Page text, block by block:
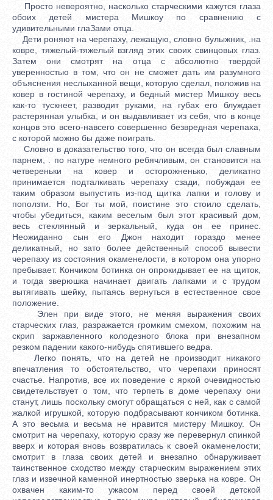
Просто невероятно, насколько старческими кажутся глаза
обоих детей мистера Мишкоу по сравнению с
удивительными глаЗами отца.
Дети роняют на черепаху, лежащую, словно булыжник, .на
ковре, тяжелый-тяжелый взгляд этих своих свинцовых глаз.
Затем они смотрят на отца с абсолютно твердой
уверенностью в том, что он не сможет дать им разумного
объяснения неслыханной вещи, которую сделал, положив на
ковер в гостиной черепаху, и бедный мистер Мишкоу весь
как-то тускнеет, разводит руками, на губах его блуждает
растерянная улыбка, и он выдавливает из себя, что в конце
концов это всего-навсего совершенно безвредная черепаха,
с которой можно бы даже поиграть.
Словно в доказательство того, что он всегда был славным
парнем, . по натуре немного ребячливым, он становится на
четвереньки на ковер и осторожненько, деликатно
принимается подталкивать черепаху сзади, побуждая ее
таким образом выпустить из-под щитка лапки и голову и
поползти. Но, Бог ты мой, поистине это стоило сделать,
чтобы убедиться, каким веселым был этот красивый дом,
весь стеклянный и зеркальный, куда он ее принес.
Неожиданно сын его Джон находит гораздо менее
деликатный, но зато более действенный способ вывести
черепаху из состояния окаменелости, в котором она упорно
пребывает. Кончиком ботинка он опрокидывает ее на щиток,
и тогда зверюшка начинает двигать лапками и с трудом
вытягивать шейку, пытаясь вернуться в естественное свое
положение.
Элен при виде этого, не меняя выражения своих
старческих глаз, разражается громким смехом, похожим на
скрип заржавленного колодезного блока при внезапном
резком падении какого-нибудь спятившего ведра.
Легко понять, что на детей не производит никакого
впечатления то обстоятельство, что черепахи приносят
счастье. Напротив, все их поведение с яркой очевидностью
свидетельствует о том, что терпеть в доме черепаху они
станут, лишь поскольку смогут обращаться с ней, как с самой
жалкой игрушкой, которую подбрасывают кончиком ботинка.
А это весьма и весьма не нравится мистеру Мишкоу. Он
смотрит на черепаху, которую сразу же перевернул спинкой
вверх и которая вновь возвратилась к своей окаменелости;
смотрит в глаза своих детей и внезапно обнаруживает
таинственное сходство между старческим выражением этих
глаз и извечной каменной инертностью зверька на ковре. Он
охвачен каким-то ужасом перед своей детской